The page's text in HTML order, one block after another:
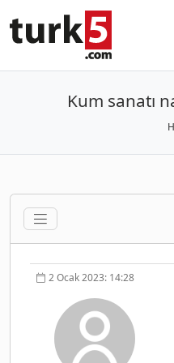
Kum sanatı
2 Ocak 2023: 14:28